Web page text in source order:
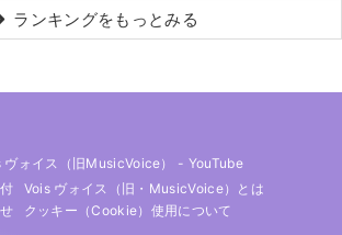
ランキングをもっとみる
ォイス（旧MusicVoice） - YouTube
Vois ヴォイス（旧・MusicVoice）とは
クッキー（cookie）使用について